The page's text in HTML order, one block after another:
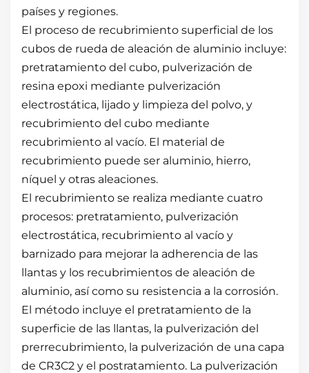
países y regiones.
El proceso de recubrimiento superficial de los
cubos de rueda de aleación de aluminio incluye:
pretratamiento del cubo, pulverización de
resina epoxi mediante pulverización
electrostática, lijado y limpieza del polvo, y
recubrimiento del cubo mediante
recubrimiento al vacío. El material de
recubrimiento puede ser aluminio, hierro,
níquel y otras aleaciones.
El recubrimiento se realiza mediante cuatro
procesos: pretratamiento, pulverización
electrostática, recubrimiento al vacío y
barnizado para mejorar la adherencia de las
llantas y los recubrimientos de aleación de
aluminio, así como su resistencia a la corrosión.
El método incluye el pretratamiento de la
superficie de las llantas, la pulverización del
prerrecubrimiento, la pulverización de una capa
de CR3C2 y el postratamiento. La pulverización